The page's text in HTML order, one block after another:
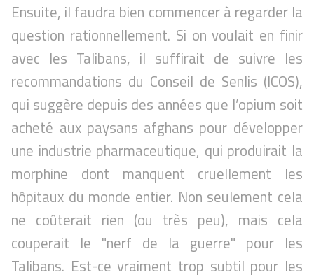
Ensuite, il faudra bien commencer à regarder la
question rationnellement. Si on voulait en finir
avec les Talibans, il suffirait de suivre les
recommandations du Conseil de Senlis (ICOS),
qui suggère depuis des années que l’opium soit
acheté aux paysans afghans pour développer
une industrie pharmaceutique, qui produirait la
morphine dont manquent cruellement les
hôpitaux du monde entier. Non seulement cela
ne coûterait rien (ou très peu), mais cela
couperait le "nerf de la guerre" pour les
Talibans. Est-ce vraiment trop subtil pour les